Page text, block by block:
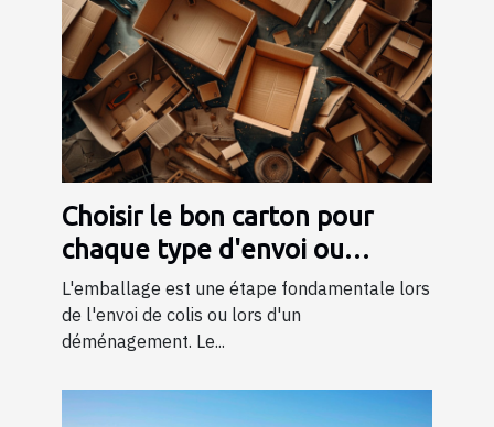
Choisir le bon carton pour
chaque type d'envoi ou
déménagement
L'emballage est une étape fondamentale lors
de l'envoi de colis ou lors d'un
déménagement. Le...